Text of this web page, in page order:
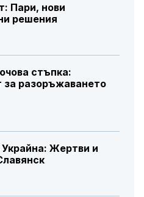
Пари, нови
решения
стъпка:
разоръжаването
Украйна: Жертви и